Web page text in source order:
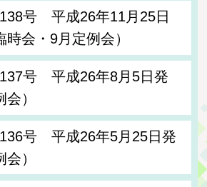
号 平成26年11月25日
会・9月定例会）
号 平成26年8月5日発
）
号 平成26年5月25日発
）